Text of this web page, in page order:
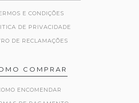
E CONDIÇÕES
DE PRIVACIDADE
DE RECLAMAÇÕES
COMPRAR
ENCOMENDAR